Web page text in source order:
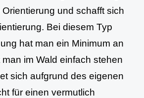
und schafft sich
Bei diesem Typ
hat man ein Minimum an
im Wald einfach stehen
sich aufgrund des eigenen
für einen vermutlich